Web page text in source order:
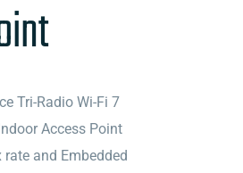
Tri-Radio Wi-Fi 7
Access Point
and Embedded